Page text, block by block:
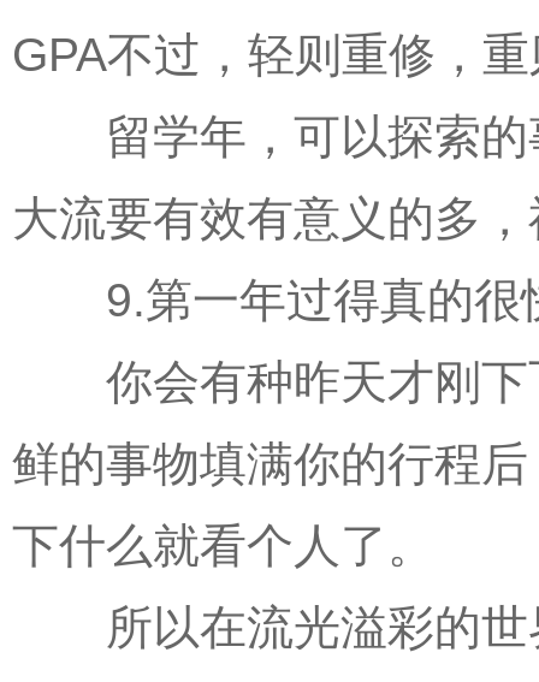
GPA不过，轻则重修，
留学年，可以探索的
大流要有效有意义的多
9.第一年过得真的很
你会有种昨天才刚下
鲜的事物填满你的行程
下什么就看个人了。
所以在流光溢彩的世